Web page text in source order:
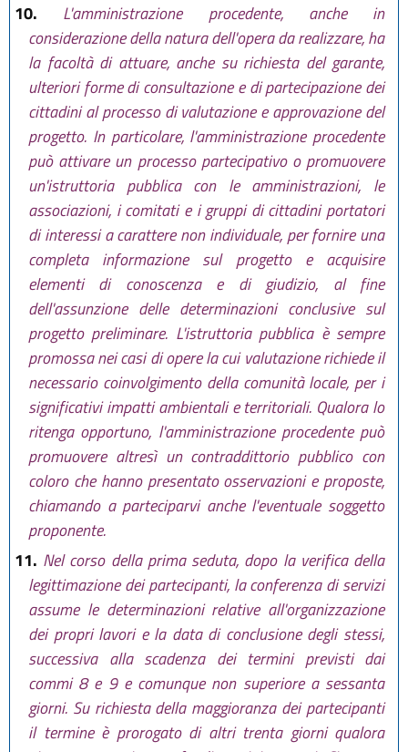
10.
L'amministrazione procedente, anche in
considerazione della natura dell'opera da realizzare, ha
la facoltà di attuare, anche su richiesta del garante,
ulteriori forme di consultazione e di partecipazione dei
cittadini al processo di valutazione e approvazione del
progetto. In particolare, l'amministrazione procedente
può attivare un processo partecipativo o promuovere
un'istruttoria pubblica con le amministrazioni, le
associazioni, i comitati e i gruppi di cittadini portatori
di interessi a carattere non individuale, per fornire una
completa informazione sul progetto e acquisire
elementi di conoscenza e di giudizio, al fine
dell'assunzione delle determinazioni conclusive sul
progetto preliminare. L'istruttoria pubblica è sempre
promossa nei casi di opere la cui valutazione richiede il
necessario coinvolgimento della comunità locale, per i
significativi impatti ambientali e territoriali. Qualora lo
ritenga opportuno, l'amministrazione procedente può
promuovere altresì un contraddittorio pubblico con
coloro che hanno presentato osservazioni e proposte,
chiamando a parteciparvi anche l'eventuale soggetto
proponente.
11. Nel corso della prima seduta, dopo la verifica della
legittimazione dei partecipanti, la conferenza di servizi
assume le determinazioni relative all'organizzazione
dei propri lavori e la data di conclusione degli stessi,
successiva alla scadenza dei termini previsti dai
commi 8 e 9 e comunque non superiore a sessanta
giorni. Su richiesta della maggioranza dei partecipanti
il termine è prorogato di altri trenta giorni qualora